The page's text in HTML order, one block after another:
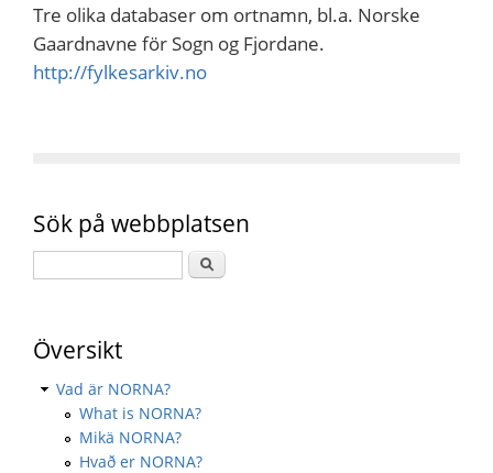
Tre olika databaser om ortnamn, bl.a. Norske
Gaardnavne för Sogn og Fjordane.
http://fylkesarkiv.no
Sök på webbplatsen
Översikt
Vad är NORNA?
What is NORNA?
Mikä NORNA?
Hvað er NORNA?